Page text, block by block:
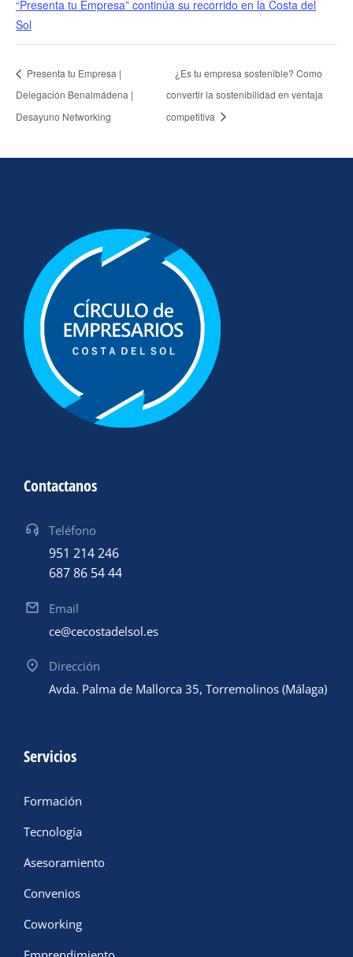
“Presenta tu Empresa” continúa su recorrido en la Costa del
Sol
Presenta tu Empresa |
Delegación Benalmádena |
Desayuno Networking
¿Es tu empresa sostenible? Como
convertir la sostenibilidad en ventaja
competitiva
Contactanos
Teléfono
951 214 246
687 86 54 44
Email
ce@cecostadelsol.es
Dirección
Avda. Palma de Mallorca 35, Torremolinos (Málaga)
Servicios
Formación
Tecnología
Asesoramiento
Convenios
Coworking